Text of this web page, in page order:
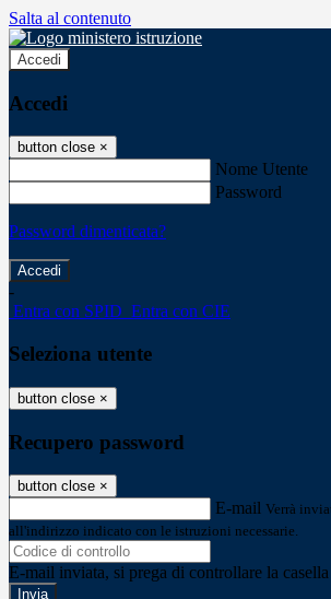
Salta al contenuto
Accedi
Accedi
button close ×
Nome Utente
Password
Password dimenticata?
-
Entra con SPID Entra con CIE
Seleziona utente
button close ×
Recupero password
button close ×
E-mail Verrà
all'indirizzo indicato con le istruzioni necessarie.
E-mail inviata, si prega di controllare la